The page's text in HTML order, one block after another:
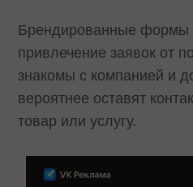
Брендированные формы
привлечение заявок от
знакомы с компанией и
вероятнее оставят
товар или услугу.